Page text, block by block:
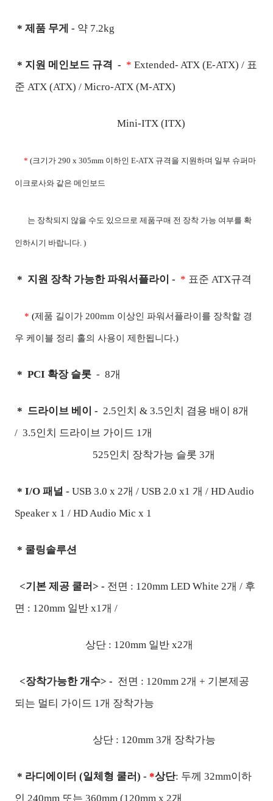
* 제품 무게 - 약 7.2kg
* 지원 메인보드 규격 - * Extended- ATX (E-ATX) / 표
준 ATX (ATX) / Micro-ATX (M-ATX)
Mini-ITX (ITX)
* (크기가 290 x 305mm 이하인 E-ATX 규격을 지원하며 일부 슈퍼마
이크로사와 같은 메인보드
는 장착되지 않을 수도 있으므로 제품구매 전 장착 가능 여부를 확
인하시기 바랍니다. )
* 지원 장착 가능한 파워서플라이 - * 표준 ATX규격
* (제품 길이가 200mm 이상인 파워서플라이를 장착할 경
우 케이블 정리 홀의 사용이 제한됩니다.)
* PCI 확장 슬롯 - 8개
* 드라이브 베이 - 2.5인치 & 3.5인치 겸용 배이 8개
/ 3.5인치 드라이브 가이드 1개
525인치 장착가능 슬롯 3개
* I/O 패널 - USB 3.0 x 2개 / USB 2.0 x1 개 / HD Audio
Speaker x 1 / HD Audio Mic x 1
* 쿨링솔루션
<기본 제공 쿨러 > - 전면 : 120mm LED White 2개 / 후
면 : 120mm 일반 x1개 /
상단 : 120mm 일반 x2개
<장착가능한 개수> - 전면 : 120mm 2개 + 기본제공
되는 멀티 가이드 1개 장착가능
상단 : 120mm 3개 장착가능
* 라디에이터 (일체형 쿨러) - *상단: 두께 32mm이하
인 240mm 또는 360mm (120mm x 2개